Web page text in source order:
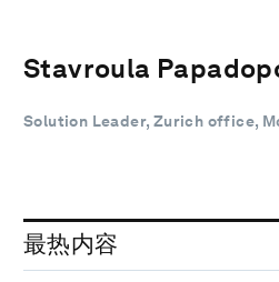
Stavroula
Solution Leader, Zurich office,
最热内容